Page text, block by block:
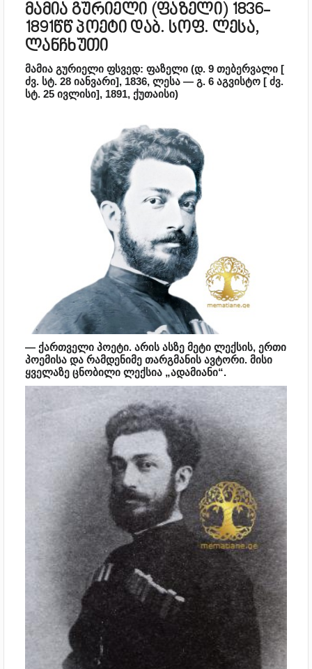
მამია გურიელი (ფაზელი) 1836-
1891წწ პოეტი დაბ. სოფ. ლესა,
ლანჩხუთი
მამია გურიელი ფსვედ: ფაზელი (დ. 9 თებერვალი [
ძვ. სტ. 28 იანვარი], 1836, ლესა — გ. 6 აგვისტო [ ძვ.
სტ. 25 ივლისი], 1891, ქუთაისი)
— ქართველი პოეტი. არის ასზე მეტი ლექსის, ერთი
პოემისა და რამდენიმე თარგმანის ავტორი. მისი
ყველაზე ცნობილი ლექსია „ადამიანი“.